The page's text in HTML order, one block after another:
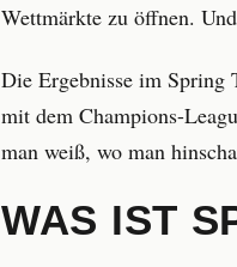
Wettmärkte zu öffnen.
Die Ergebnisse im Spring
mit dem Champions-
man weiß, wo man
WAS IST